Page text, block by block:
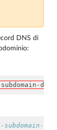
DNS di
dns-